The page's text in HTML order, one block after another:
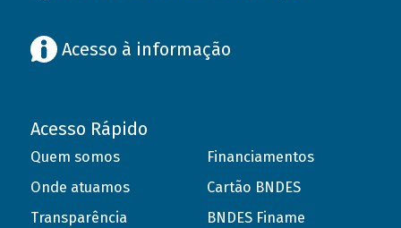
Acesso à informação
Acesso Rápido
Quem somos
Onde atuamos
Transparência
Financiamentos
Cartão BNDES
BNDES Finame